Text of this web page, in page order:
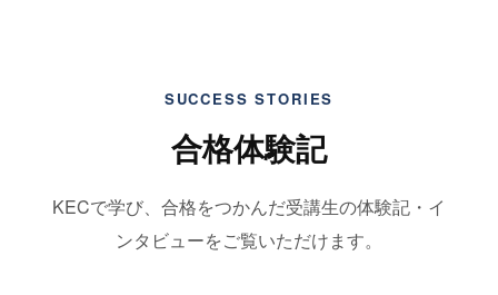
SUCCESS STORIES
合格体験記
KECで学び、合格をつかんだ受講生の体験記・イ
ンタビューをご覧いただけます。